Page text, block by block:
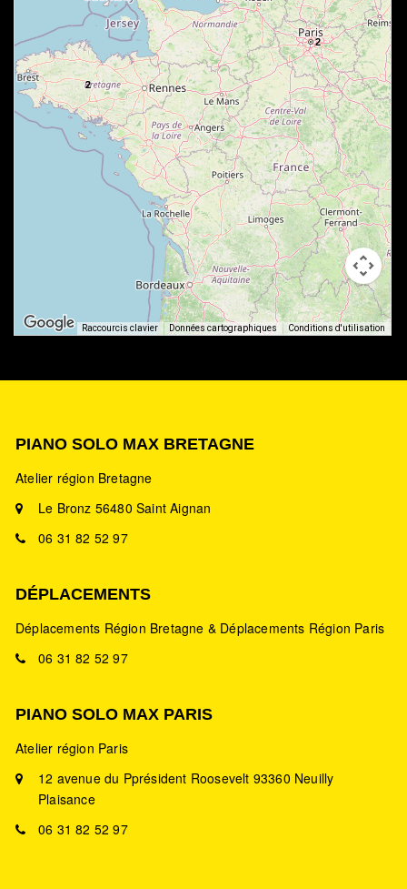
2
2
Raccourcis clavier Données cartographiques Conditions d'utilisation
PIANO SOLO MAX BRETAGNE
Atelier région Bretagne
Le Bronz 56480 Saint Aignan
06 31 82 52 97
DÉPLACEMENTS
Déplacements Région Bretagne & Déplacements Région Paris
06 31 82 52 97
PIANO SOLO MAX PARIS
Atelier région Paris
12 avenue du Pprésident Roosevelt 93360 Neuilly
Plaisance
06 31 82 52 97